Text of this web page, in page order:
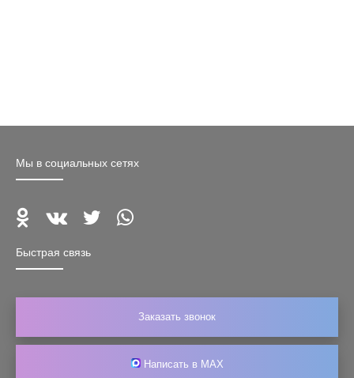
Мы в социальных сетях
Быстрая связь
Заказать звонок
Написать в MAX